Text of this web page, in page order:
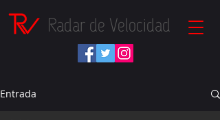
Radar de Velocidad
Entrada